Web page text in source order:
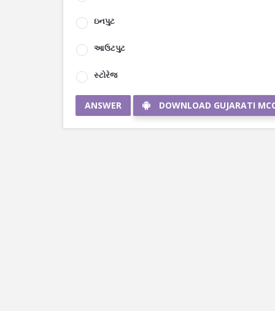
ઇનપુટ
આઉટપુટ
સ્ટોરેજ
ANSWER DOWNLOAD GUJARATI